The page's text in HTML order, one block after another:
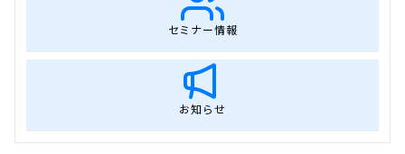
セミナー情報
お知らせ